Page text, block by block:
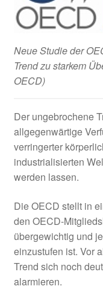
Neue Studie der
Trend zu starkem
OECD)
Der ungebrochene
allgegenwärtige
verringerter
industrialisierten
werden lassen.
Die OECD stellt in
den OECD-
übergewichtig und
einzustufen ist. Vor
Trend sich noch
alarmieren.